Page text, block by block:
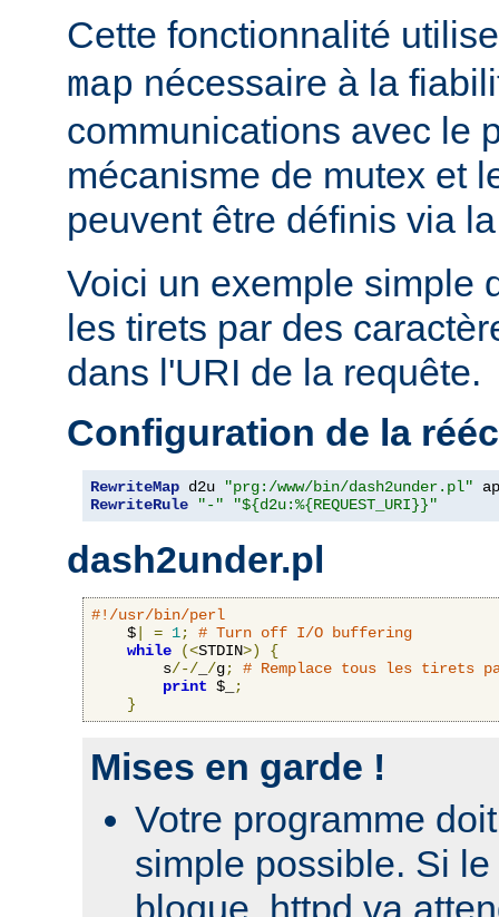
Cette fonctionnalité
map nécessaire à la
communications avec le
mécanisme de mutex et
peuvent être définis via
Voici un exemple simple
les tirets par des
dans l'URI de la requête.
Configuration de la
RewriteMap d2u "prg:/www/bin/dash2under.pl"
RewriteRule
"-" "${d2u:%{REQUEST_URI}}"
dash2under.pl
#!/usr/bin/perl
    $
= 1;
# Turn off I/O buffering
while
(<STDIN>)
{
        s
/-/ /g;
# Remplace tous les tirets
print $_
;
}
Mises en garde !
Votre programme
simple possible. Si
bloque, httpd va